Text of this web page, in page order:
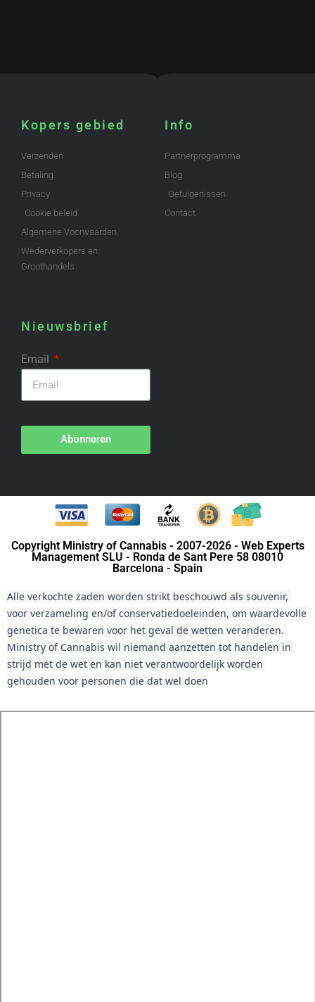
Kopers gebied
Verzenden
Betaling
Privacy
Cookie beleid
Algemene Voorwaarden
Wederverkopers en
Groothandels
Info
Partnerprogramma
Blog
Getuigenissen
Contact
Nieuwsbrief
Email
Abonneren
Copyright Ministry of Cannabis - 2007-2026 - Web Experts
Management SLU - Ronda de Sant Pere 58 08010
Barcelona - Spain
Alle verkochte zaden worden strikt beschouwd als souvenir,
voor verzameling en/of conservatiedoeleinden, om waardevolle
genetica te bewaren voor het geval de wetten veranderen.
Ministry of Cannabis wil niemand aanzetten tot handelen in
strijd met de wet en kan niet verantwoordelijk worden
gehouden voor personen die dat wel doen